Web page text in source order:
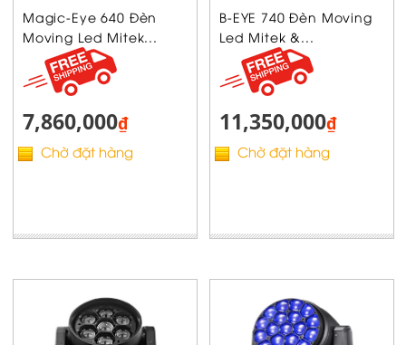
Magic-Eye 640 Đèn
Moving Led Mitek...
7,860,000₫
Chờ đặt hàng
B-EYE 740 Đèn Moving
Led Mitek &...
11,350,000₫
Chờ đặt hàng